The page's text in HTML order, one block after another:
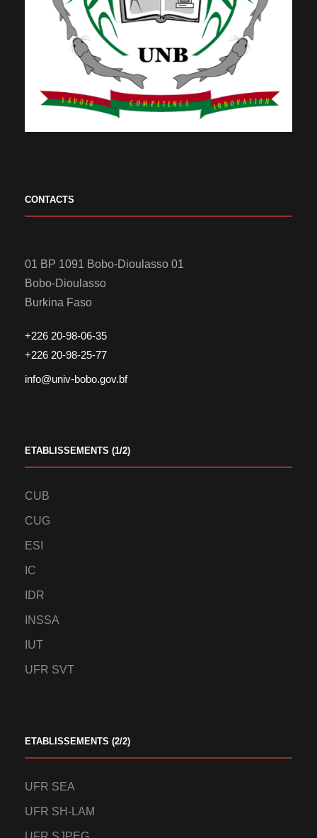
CONTACTS
01 BP 1091 Bobo-Dioulasso 01
Bobo-Dioulasso
Burkina Faso
+226 20-98-06-35
+226 20-98-25-77
info@univ-bobo.gov.bf
ETABLISSEMENTS (1/2)
CUB
CUG
ESI
IC
IDR
INSSA
IUT
UFR SVT
ETABLISSEMENTS (2/2)
UFR SEA
UFR SH-LAM